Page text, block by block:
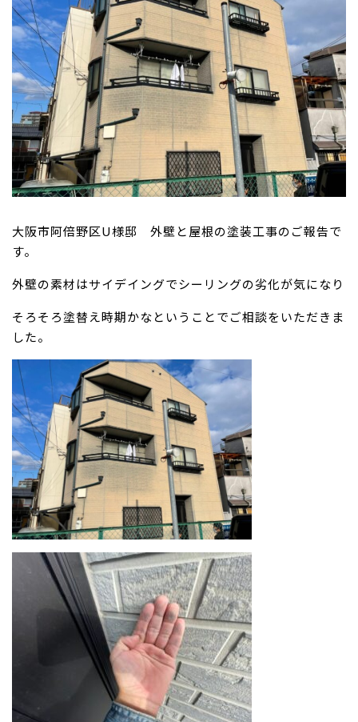
大阪市阿倍野区U様邸 外壁と屋根の塗装工事のご報告で
す。
外壁の素材はサイデイングでシーリングの劣化が気になり
そろそろ塗替え時期かなということでご相談をいただきま
した。